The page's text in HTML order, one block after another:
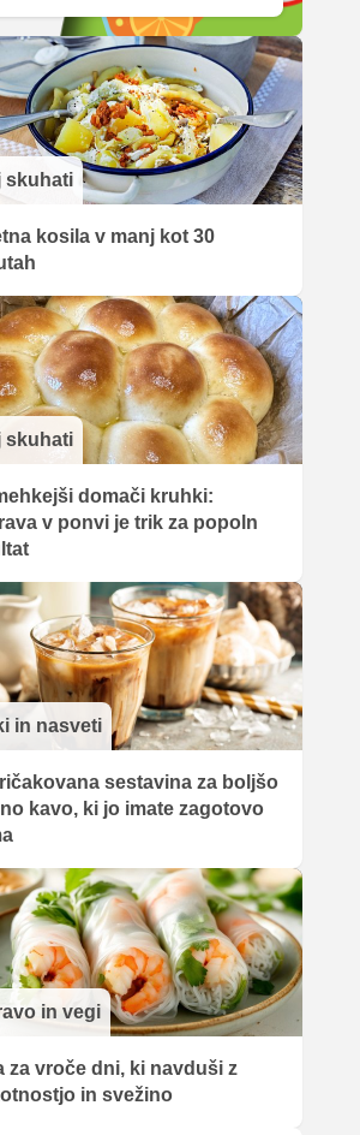
skuhati
kosila v manj kot 30
skuhati
domači kruhki:
v ponvi je trik za popoln
in nasveti
sestavina za boljšo
kavo, ki jo imate zagotovo
in vegi
za vroče dni, ki navduši z
in svežino